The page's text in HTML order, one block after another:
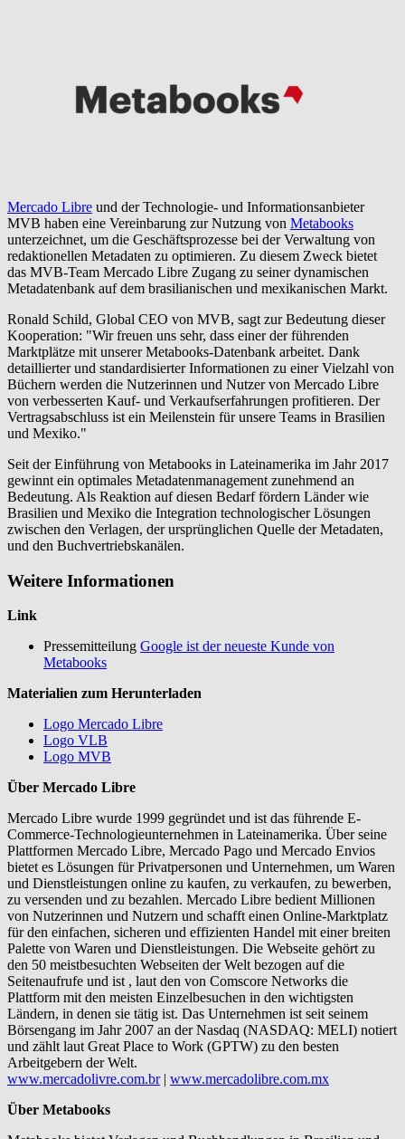
Mercado Libre und der Technologie- und Informationsanbieter
MVB haben eine Vereinbarung zur Nutzung von Metabooks
unterzeichnet, um die Geschäftsprozesse bei der Verwaltung von
redaktionellen Metadaten zu optimieren. Zu diesem Zweck bietet
das MVB-Team Mercado Libre Zugang zu seiner dynamischen
Metadatenbank auf dem brasilianischen und mexikanischen Markt.
Ronald Schild, Global CEO von MVB, sagt zur Bedeutung dieser
Kooperation: "Wir freuen uns sehr, dass einer der führenden
Marktplätze mit unserer Metabooks-Datenbank arbeitet. Dank
detaillierter und standardisierter Informationen zu einer Vielzahl von
Büchern werden die Nutzerinnen und Nutzer von Mercado Libre
von verbesserten Kauf- und Verkaufserfahrungen profitieren. Der
Vertragsabschluss ist ein Meilenstein für unsere Teams in Brasilien
und Mexiko."
Seit der Einführung von Metabooks in Lateinamerika im Jahr 2017
gewinnt ein optimales Metadatenmanagement zunehmend an
Bedeutung. Als Reaktion auf diesen Bedarf fördern Länder wie
Brasilien und Mexiko die Integration technologischer Lösungen
zwischen den Verlagen, der ursprünglichen Quelle der Metadaten,
und den Buchvertriebskanälen.
Weitere Informationen
Link
Pressemitteilung Google ist der neueste Kunde von
Metabooks
Materialien zum Herunterladen
Logo Mercado Libre
Logo VLB
Logo MVB
Über Mercado Libre
Mercado Libre wurde 1999 gegründet und ist das führende E-
Commerce-Technologieunternehmen in Lateinamerika. Über seine
Plattformen Mercado Libre, Mercado Pago und Mercado Envios
bietet es Lösungen für Privatpersonen und Unternehmen, um Waren
und Dienstleistungen online zu kaufen, zu verkaufen, zu bewerben,
zu versenden und zu bezahlen. Mercado Libre bedient Millionen
von Nutzerinnen und Nutzern und schafft einen Online-Marktplatz
für den einfachen, sicheren und effizienten Handel mit einer breiten
Palette von Waren und Dienstleistungen. Die Webseite gehört zu
den 50 meistbesuchten Webseiten der Welt bezogen auf die
Seitenaufrufe und ist , laut den von Comscore Networks die
Plattform mit den meisten Einzelbesuchen in den wichtigsten
Ländern, in denen sie tätig ist. Das Unternehmen ist seit seinem
Börsengang im Jahr 2007 an der Nasdaq (NASDAQ: MELI) notiert
und zählt laut Great Place to Work (GPTW) zu den besten
Arbeitgebern der Welt.
www.mercadolivre.com.br| www.mercadolibre.com.mx
Über Metabooks